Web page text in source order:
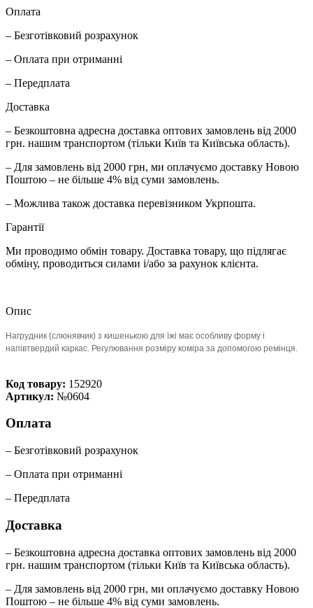
Оплата
– Безготівковий розрахунок
– Оплата при отриманні
– Передплата
Доставка
– Безкоштовна адресна доставка оптових замовлень від 2000
грн. нашим транспортом (тільки Київ та Київська область).
– Для замовлень від 2000 грн, ми оплачуємо доставку Новою
Поштою – не більше 4% від суми замовлень.
– Можлива також доставка перевізником Укрпошта.
Гарантії
Ми проводимо обмін товару. Доставка товару, що підлягає
обміну, проводиться силами і/або за рахунок клієнта.
Опис
Нагрудник (слюнявчик) з кишенькою для їжі має особливу форму і
напівтвердий каркас. Регулювання розміру коміра за допомогою ремінця.
Код товару: 152920
Артикул: №0604
Оплата
– Безготівковий розрахунок
– Оплата при отриманні
– Передплата
Доставка
– Безкоштовна адресна доставка оптових замовлень від 2000
грн. нашим транспортом (тільки Київ та Київська область).
– Для замовлень від 2000 грн, ми оплачуємо доставку Новою
Поштою – не більше 4% від суми замовлень.